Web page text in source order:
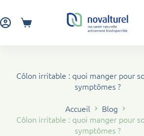
au
contenuPanier
Côlon irritable : quoi manger pour
symptômes ?
Accueil
Blog
Côlon irritable : quoi manger pour
symptômes ?